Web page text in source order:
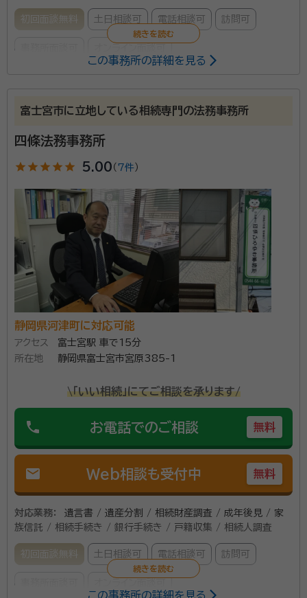
初回面談無料 土日相談可 電話相談可 訪問可
柿澤 秀和
行政書士、測量士、土木施工管理技士、造園施工管理技士、
経歴： 静岡県浜松市出身
事務所口コミ（抜粋）：
account_circle 満足度 4.0
ご利用時期：2023/11
面談の感想
親しみ深い方で、丁寧に教えてくださって安心できた為、お願いしまし
契約後の感想
迅速且つ丁寧に対応してくださいました。安心しています。
相続全般についてのご相談や終活に向けての「遺言書
の作成」などお客様に寄り添った、丁寧な対応がモットー
です。 相続手続きの実績は多数あり、遺産分割協議書、
相続関係図、書類の収集など迅速、丁寧に対応し、相続
「エンデイングノートの書き方」から「家族信託」「成年後
見契約」など、これから先のお手続きについても、多くの
お客様の書類の作成や後見人手続きなど、親身に対応
させていただき、好評をいただいております。 土地のお
困りごとによる、農地転用・都市計画の諸手続きから専
門家チームとの連携による、財産の有効活用のアドバイ
スも可能であり、大変好評をいただいております。 まち
の身近な法律家として、お仕事やお困りごとを独自のス
タイルでお客様に情報を伝えることを得意とするフット
行政書士、測量士
所属団体：
この事務所の詳細を見る
富士宮市に立地している相続専門の法務事務所
四條法務事務所
star star star star star 5.00 （ 7件）
静岡県河津町に対応可能
アクセス
富士宮駅 車で15分
所在地
静岡県富士宮市宮原385-1
\「いい相続」にてご相談を承ります/
phone お電話でのご相談 無料
mail Web相談も受付中 無料
対応業務：
遺言書 / 遺産分割 / 相続財産調査 / 成年後見 / 家
族信託 / 相続手続き / 銀行手続き / 戸籍収集 / 相続人調査
初回面談無料 土日相談可 電話相談可 訪問可
この事務所の詳細を見る